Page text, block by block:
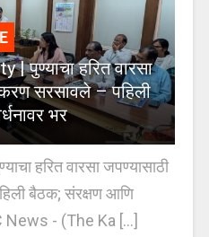
पुण्याचा हरित वारसा
सरसावले – पहिली
भर
हरित वारसा जपण्यासाठी
बैठक; संरक्षण आणि
News - (The Ka [...]